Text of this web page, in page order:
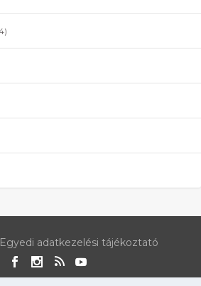
Egyedi adatkezelési tájékoztató